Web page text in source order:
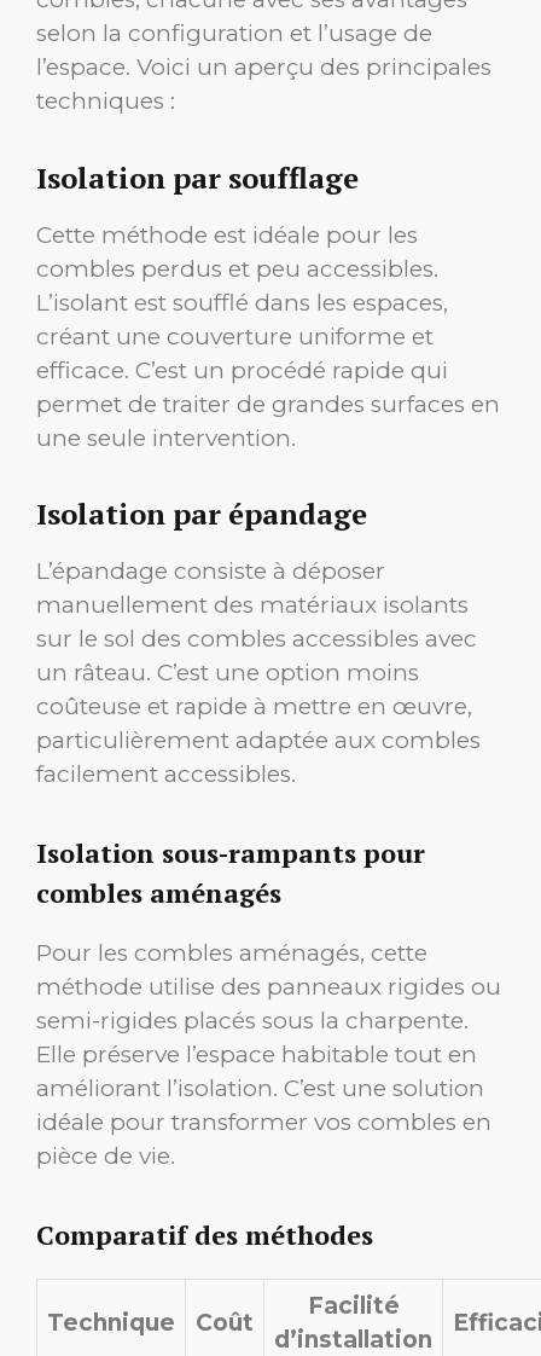
selon la configuration et l’usage de
l’espace. Voici un aperçu des principales
techniques :
Isolation par soufflage
Cette méthode est idéale pour les
combles perdus et peu accessibles.
L’isolant est soufflé dans les espaces,
créant une couverture uniforme et
efficace. C’est un procédé rapide qui
permet de traiter de grandes surfaces en
une seule intervention.
Isolation par épandage
L’épandage consiste à déposer
manuellement des matériaux isolants
sur le sol des combles accessibles avec
un râteau. C’est une option moins
coûteuse et rapide à mettre en œuvre,
particulièrement adaptée aux combles
facilement accessibles.
Isolation sous-rampants pour
combles aménagés
Pour les combles aménagés, cette
méthode utilise des panneaux rigides ou
semi-rigides placés sous la charpente.
Elle préserve l’espace habitable tout en
améliorant l’isolation. C’est une solution
idéale pour transformer vos combles en
pièce de vie.
Comparatif des méthodes
Technique Coût
Facilité
d’installation